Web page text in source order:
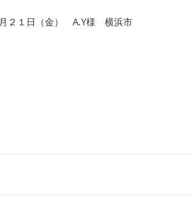
２１日（金） A.Y様 横浜市